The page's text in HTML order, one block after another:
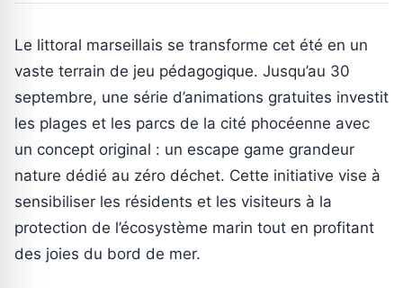
Le littoral marseillais se transforme cet été en un
vaste terrain de jeu pédagogique. Jusqu’au 30
septembre, une série d’animations gratuites investit
les plages et les parcs de la cité phocéenne avec
un concept original : un escape game grandeur
nature dédié au zéro déchet. Cette initiative vise à
sensibiliser les résidents et les visiteurs à la
protection de l’écosystème marin tout en profitant
des joies du bord de mer.